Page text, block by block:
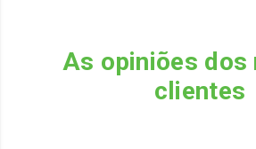
As opiniões dos
clientes